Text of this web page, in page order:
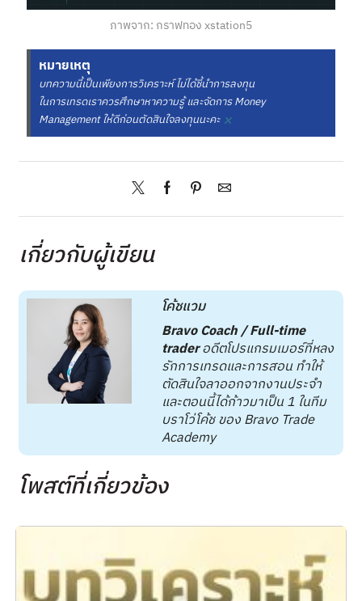
ภาพจาก: กราฟทอง xstation5
หมายเหตุ
บทความนี้เป็นเพียงการวิเคราะห์ ไม่ได้ชี้นำการลงทุน
ในการเทรดเราควรศึกษาหาความรู้ และจัดการ Money
Management ให้ดีก่อนตัดสินใจลงทุนนะคะ ×
เกี่ยวกับผู้เขียน
โค้ชแวม
Bravo Coach / Full-time
traderอดีตโปรแกรมเมอร์ที่หลง
รักการเทรดและการสอน ทำให้
ตัดสินใจลาออกจากงานประจำ
และตอนนี้ได้ก้าวมาเป็น 1 ในทีม
บราโว่โค้ช ของ Bravo Trade
Academy
โพสต์ที่เกี่ยวข้อง